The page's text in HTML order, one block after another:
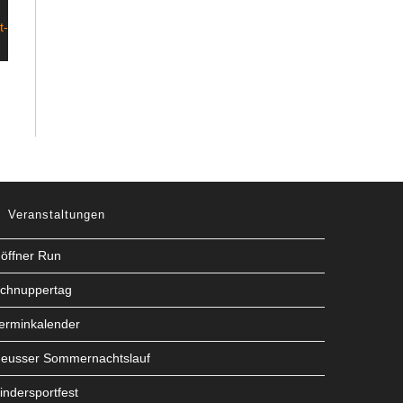
Veranstaltungen
Run
Sommernachtslauf